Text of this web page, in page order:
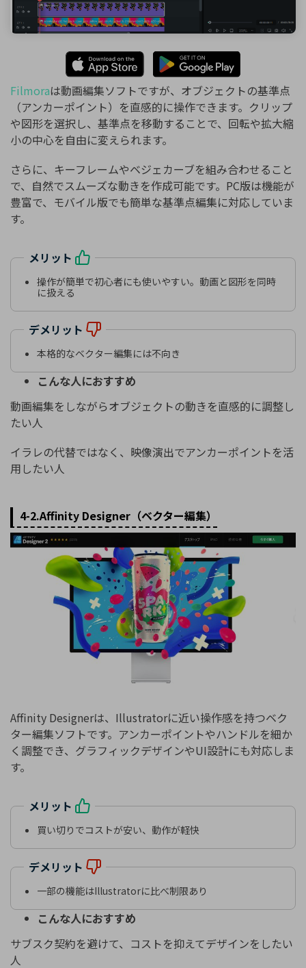
Filmoraは動画編集ソフトですが、オブジェクトの基準点
（アンカーポイント）を直感的に操作できます。クリップ
や図形を選択し、基準点を移動することで、回転や拡大縮
小の中心を自由に変えられます。
さらに、キーフレームやベジェカーブを組み合わせること
で、自然でスムーズな動きを作成可能です。PC版は機能が
豊富で、モバイル版でも簡単な基準点編集に対応していま
す。
メリット
操作が簡単で初心者にも使いやすい。動画と図形を同時
に扱える
デメリット
本格的なベクター編集には不向き
こんな人におすすめ
動画編集をしながらオブジェクトの動きを直感的に調整し
たい人
イラレの代替ではなく、映像演出でアンカーポイントを活
用したい人
4-2.Affinity Designer（ベクター編集）
Affinity Designerは、Illustratorに近い操作感を持つベク
ター編集ソフトです。アンカーポイントやハンドルを細か
く調整でき、グラフィックデザインやUI設計にも対応しま
す。
メリット
買い切りでコストが安い、動作が軽快
デメリット
一部の機能はIllustratorに比べ制限あり
こんな人におすすめ
サブスク契約を避けて、コストを抑えてデザインをしたい
人